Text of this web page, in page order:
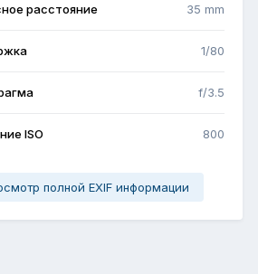
расстояние 35 mm
1/80
f/3.5
ISO 800
полной EXIF информации